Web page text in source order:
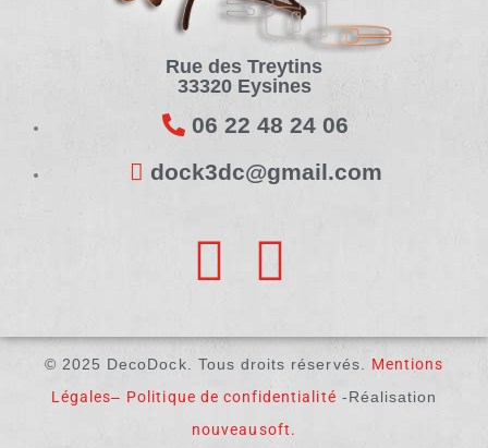
Rue des Treytins
33320 Eysines
06 22 48 24 06
dock3dc@gmail.com
© 2025 DecoDock. Tous droits réservés. Mentions
Légales– Politique de confidentialité -Réalisation
nouveausoft.